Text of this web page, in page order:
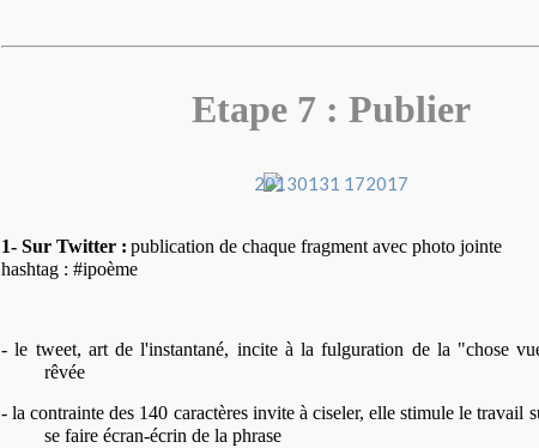
Etape 7 : Publier
1- Sur Twitter : publication de chaque fragment avec photo jointe
hashtag : #ipoème
- le tweet, art de l'instantané, incite à la fulguration de la "chose
rêvée
- la contrainte des 140 caractères invite à ciseler, elle stimule le travail
se faire écran-écrin de la phrase